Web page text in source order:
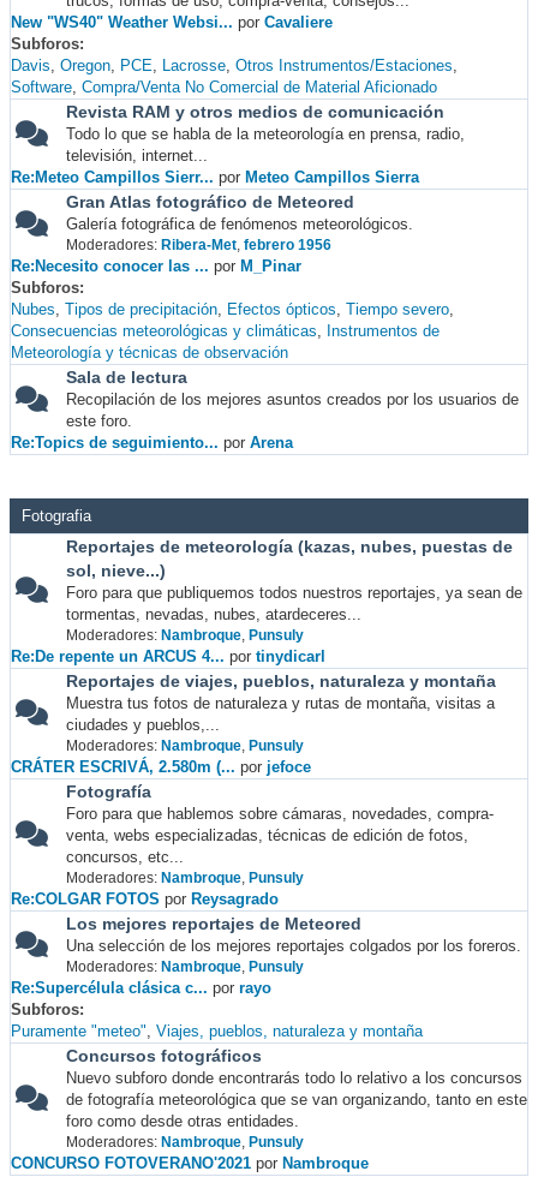
New "WS40" Weather Websi... por Cavaliere
Subforos
Davis Oregon PCE Lacrosse Otros Instrumentos/Estaciones
Software Compra/Venta No Comercial de Material Aficionado
Revista RAM y otros medios de comunicación
Todo lo que se habla de la meteorología en prensa, radio,
televisión, internet...
Re:Meteo Campillos Sierr... por Meteo Campillos Sierra
Gran Atlas fotográfico de Meteored
Galería fotográfica de fenómenos meteorológicos.
Moderadores: Ribera-Met, febrero 1956
Re:Necesito conocer las ... por M_Pinar
Subforos
Nubes Tipos de precipitación Efectos ópticos Tiempo severo
Consecuencias meteorológicas y climáticas
Instrumentos de
Meteorología y técnicas de observación
Sala de lectura
Recopilación de los mejores asuntos creados por los usuarios de
este foro.
Re:Topics de seguimiento... por Arena
Fotografia
Reportajes de meteorología (kazas, nubes, puestas de
sol, nieve...)
Foro para que publiquemos todos nuestros reportajes, ya sean de
tormentas, nevadas, nubes, atardeceres...
Moderadores: Nambroque, Punsuly
Re:De repente un ARCUS 4... por tinydicarl
Reportajes de viajes, pueblos, naturaleza y montaña
Muestra tus fotos de naturaleza y rutas de montaña, visitas a
ciudades y pueblos,...
Moderadores: Nambroque, Punsuly
CRÁTER ESCRIVÁ, 2.580m (... por jefoce
Fotografía
Foro para que hablemos sobre cámaras, novedades, compra-
venta, webs especializadas, técnicas de edición de fotos,
concursos, etc...
Moderadores: Nambroque, Punsuly
Re:COLGAR FOTOS por Reysagrado
Los mejores reportajes de Meteored
Una selección de los mejores reportajes colgados por los foreros.
Moderadores: Nambroque, Punsuly
Re:Supercélula clásica c... por rayo
Subforos
Puramente "meteo" Viajes, pueblos, naturaleza y montaña
Concursos fotográficos
Nuevo subforo donde encontrarás todo lo relativo a los concursos
de fotografía meteorológica que se van organizando, tanto en este
foro como desde otras entidades.
Moderadores: Nambroque, Punsuly
CONCURSO FOTOVERANO'2021 por Nambroque